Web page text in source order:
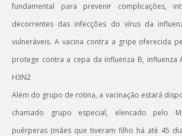
fundamental para prevenir complicações,
decorrentes das infecções do vírus da
vulneráveis. A vacina contra a gripe oferecida
protege contra a cepa da influenza B, influenza
H3N2
Além do grupo de rotina, a vacinação estará
chamado grupo especial, elencado pelo
puérperas (mães que tiveram filho há até 45